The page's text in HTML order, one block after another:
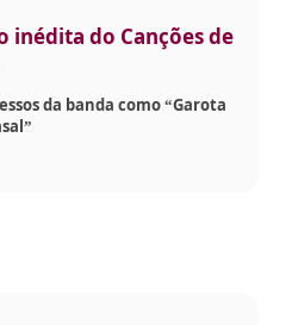
inédita do Canções de
da banda como “Garota